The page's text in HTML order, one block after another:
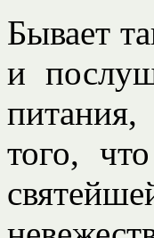
Бывает
и
питания,
того,